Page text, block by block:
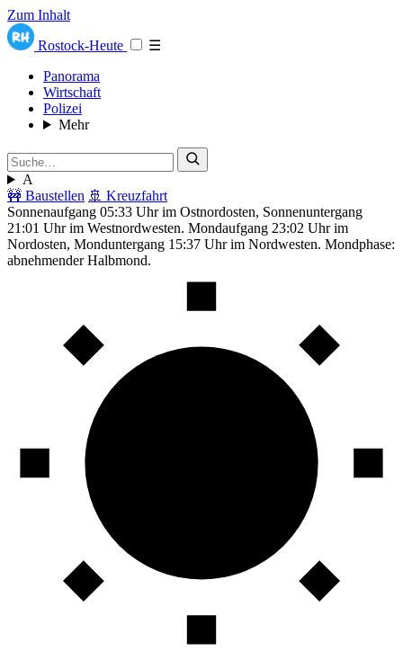
Zum Inhalt
Rostock-Heute
☰
Panorama
Wirtschaft
Polizei
Mehr
A
🚧 Baustellen 🚢 Kreuzfahrt
Sonnenaufgang 05:33 Uhr im Ostnordosten, Sonnenuntergang
21:01 Uhr im Westnordwesten. Mondaufgang 23:02 Uhr im
Nordosten, Monduntergang 15:37 Uhr im Nordwesten. Mondphase:
abnehmender Halbmond.